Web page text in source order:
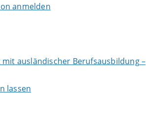
anmelden
ausländischer Berufsausbildung –
lassen